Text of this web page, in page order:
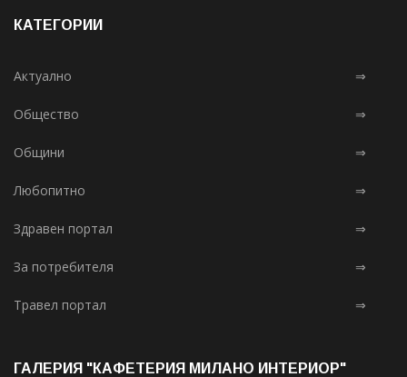
КАТЕГОРИИ
Актуално ⇒
Общество ⇒
Общини ⇒
Любопитно ⇒
Здравен портал ⇒
За потребителя ⇒
Травел портал ⇒
ГАЛЕРИЯ "КАФЕТЕРИЯ МИЛАНО ИНТЕРИОР"